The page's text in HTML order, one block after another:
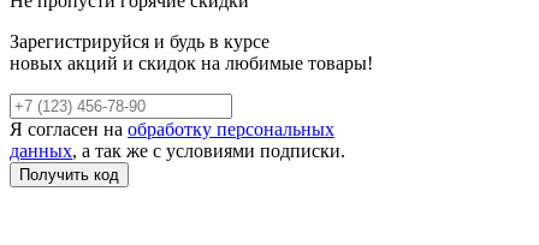
Зарегистрируйся и будь в курсе
новых акций и скидок на любимые товары!
Я согласен на обработку персональных
данных, а так же с условиями подписки.